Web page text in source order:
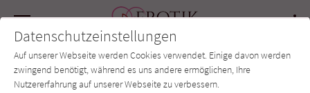
SUCHE Forum Charts Newsletter
Datenschutzeinstellungen
Auf unserer Webseite werden Cookies verwendet. Einige davon werden
zwingend benötigt, während es uns andere ermöglichen, Ihre
Nutzererfahrung auf unserer Webseite zu verbessern.